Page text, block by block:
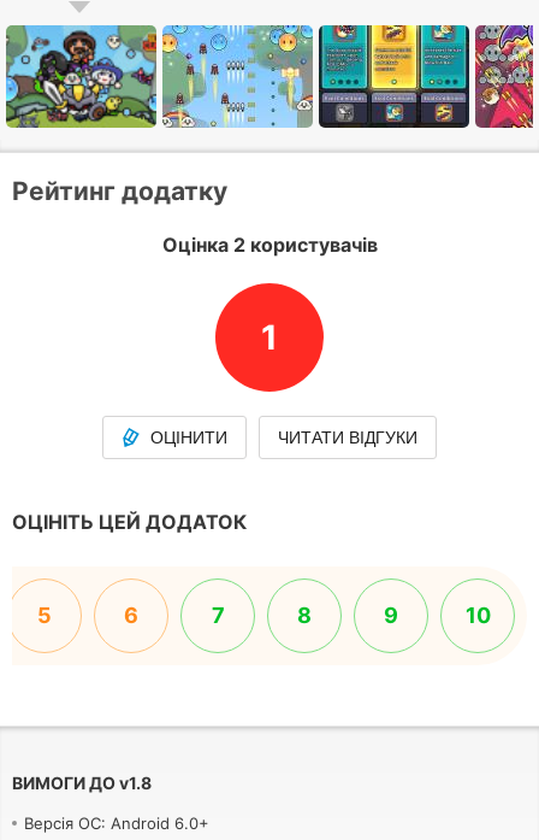
Рейтинг додатку
Оцінка 2 користувачів
1
ОЦІНИТИ ЧИТАТИ ВІДГУКИ
ОЦІНІТЬ ЦЕЙ ДОДАТОК
5 6 7 8 9 10
ВИМОГИ ДОv1.8
Версія ОС: Android 6.0+